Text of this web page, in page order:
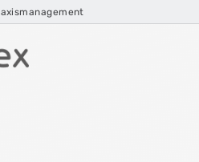
die mitdenkt – von der